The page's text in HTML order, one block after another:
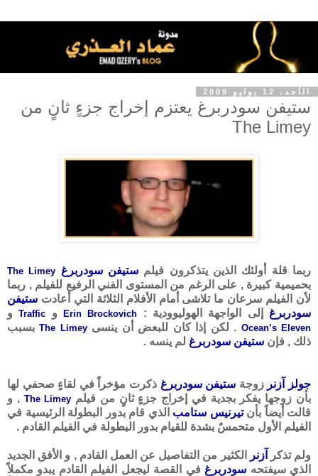
الأحد، 12 يوليو 2009
ستيفن سودربرغ يعتزم إخراج جزءٍ ثانٍ من
The Limey
ربما قلة أولئك الذين يتذكرون فيلم ستيفن سودربرغ The Limey
بحميمية كبيرة , على الرغم من المستوى الفني الرفيع للفيلم , ربما
لأن الفيلم سرعان ما تلاشى أمام الأفلام الثلاثة التي أعادت ستيفن
سودربرغ إلى الواجهة الهوليوودية : Erin Brockovichو Trafficو
Ocean’s Eleven . لكن إذا كان للبعض أن ينسىThe Limeyبسبب
ذلك , فإن ستيفن سودربرغ لم ينسه .
جولز آزنر زوجة ستيفن سودربرغ ذكرت مؤخراً في لقاءٍ صحفي لها
بأن زوجها يفكر بجدية في إخراج جزءٍ ثانٍ من فيلم The Limey , و
قالت أيضاً بأنتيرنيس ستامب الذي قام بدور البطولة الرئيسية في
الفيلم الأول متحمسٌ بشدة للقيام بدور البطولة في الفيلم القادم .
ولم تذكر آزنر
الكثير من التفاصيل عن العمل القادم , و الأفق الجديد
الذي سيفتحه سودربرغ في القصة ليجعل الفيلم القادم يبدو مكملاً